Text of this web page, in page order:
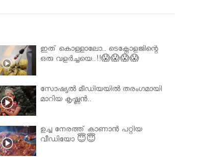
ഇത് കൊള്ളാലോ.. ടെക്നോളജിന്റെ
ഒരു വളർച്ചയെ..!!😱😱😱😱
സോഷ്യൽ മീഡിയയിൽ തരംഗമായി
മാറിയ കൃഷ്ണൻ..
ഉച്ച നേരത്ത് കാണാൻ പറ്റിയ
വീഡിയോ 😇😇